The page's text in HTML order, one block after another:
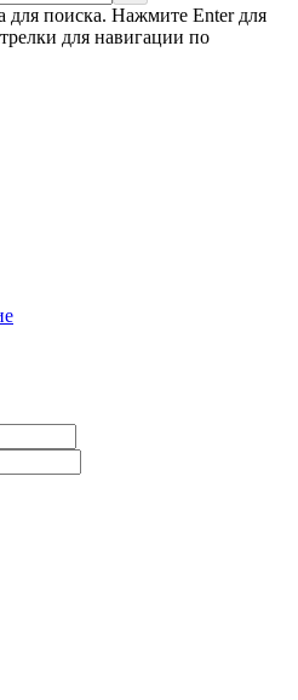
поиска. Нажмите Enter для
для навигации по